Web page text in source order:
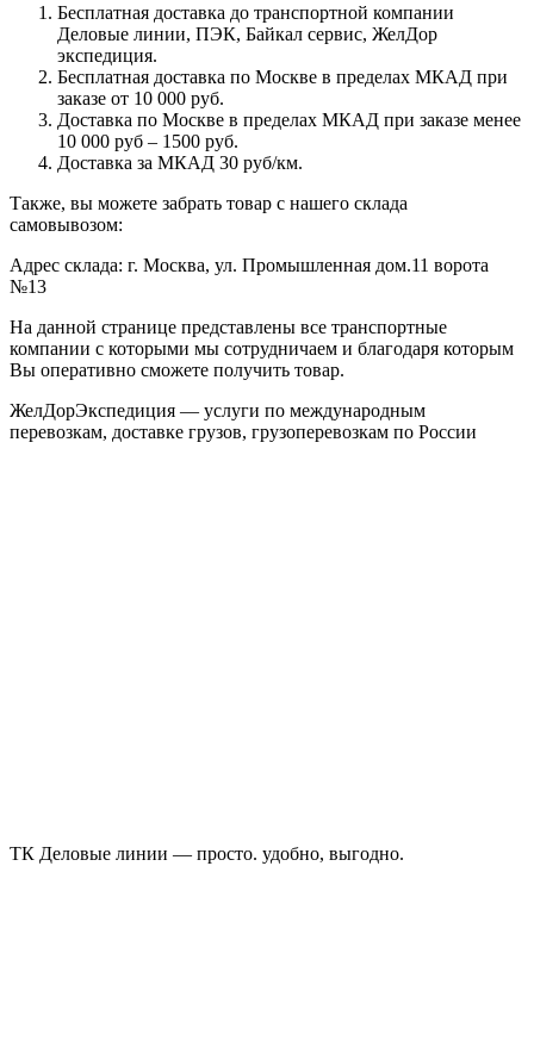
Бесплатная доставка до транспортной компании
Деловые линии, ПЭК, Байкал сервис, ЖелДор
экспедиция.
Бесплатная доставка по Москве в пределах МКАД при
заказе от 10 000 руб.
Доставка по Москве в пределах МКАД при заказе менее
10 000 руб – 1500 руб.
Доставка за МКАД 30 руб/км.
Также, вы можете забрать товар с нашего склада
самовывозом:
Адрес склада: г. Москва, ул. Промышленная дом.11 ворота
№13
На данной странице представлены все транспортные
компании с которыми мы сотрудничаем и благодаря которым
Вы оперативно сможете получить товар.
ЖелДорЭкспедиция — услуги по международным
перевозкам, доставке грузов, грузоперевозкам по России
ТК Деловые линии — просто. удобно, выгодно.